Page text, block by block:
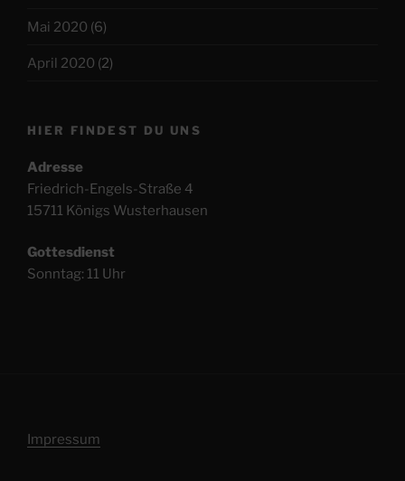
Mai 2020 (6)
April 2020 (2)
HIER FINDEST DU UNS
Adresse
Friedrich-Engels-Straße 4
15711 Königs Wusterhausen
Gottesdienst
Sonntag: 11 Uhr
Impressum